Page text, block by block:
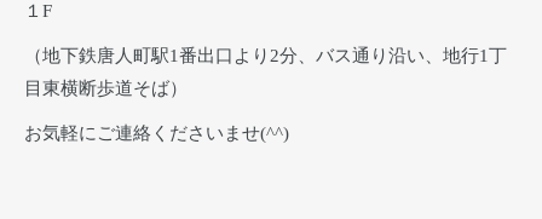
１F
（地下鉄唐人町駅1番出口より2分、バス通り沿い、地行1丁
目東横断歩道そば）
お気軽にご連絡くださいませ(^^)